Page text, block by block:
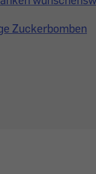
Zuckerbomben